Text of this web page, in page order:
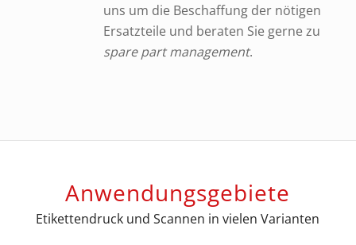
uns um die Beschaffung der nötigen
Ersatzteile und beraten Sie gerne zu
spare part management.
Anwendungsgebiete
Etikettendruck und Scannen in vielen Varianten